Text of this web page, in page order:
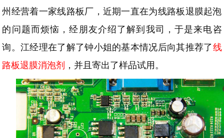
州经营着一家线路板厂，近期一直在为线路板退膜起泡
的问题而烦恼，经朋友介绍了解到我司，于是来电咨
询。江经理在了解了钟小姐的基本情况后向其推荐了线
路板退膜消泡剂 ，并且寄出了样品试用。